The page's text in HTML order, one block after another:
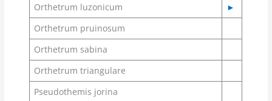
Orthetrum luzonicum
►
Orthetrum pruinosum
Orthetrum sabina
Orthetrum triangulare
Pseudothemis jorina